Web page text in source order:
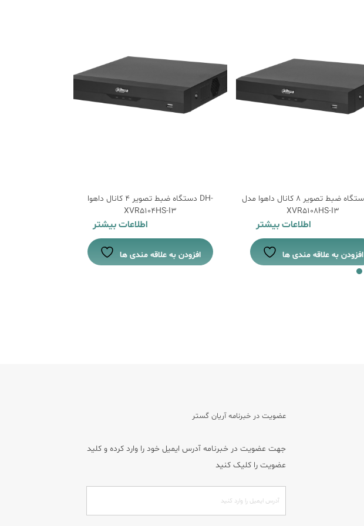
دستگاه ضبط تصویر 4 کانال داهوا DH-
XVR5104HS-I3
اطلاعات بیشتر
افزودن به علاقه مندی ها
دستگاه ضبط تصویر 8 کانال داهوا مدل DH-
XVR5108HS-I3
اطلاعات بیشتر
افزودن به علاقه مندی ها
عضویت در خبرنامه آریان گستر
جهت عضویت در خبرنامه آدرس ایمیل خود را وارد کرده و کلید
عضویت را کلیک کنید